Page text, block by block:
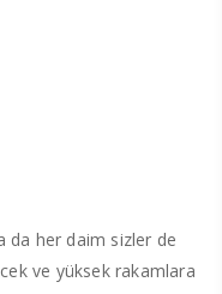
da her daim sizler de
ve yüksek rakamlara